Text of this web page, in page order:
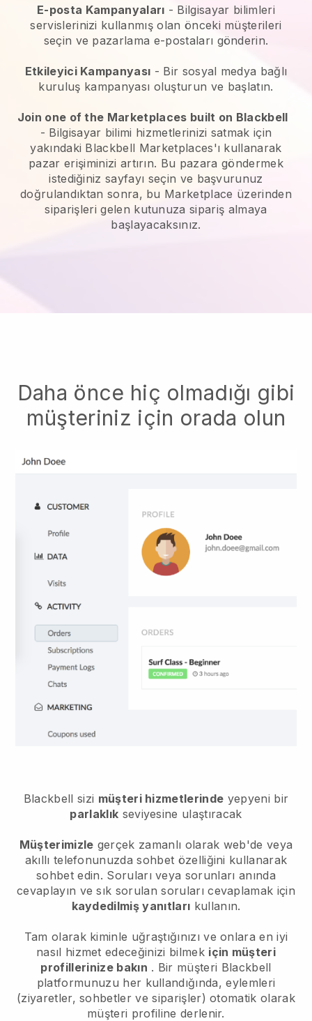
E-posta Kampanyaları - Bilgisayar bilimleri
servislerinizi kullanmış olan önceki müşterileri
seçin ve pazarlama e-postaları gönderin.
Etkileyici Kampanyası - Bir sosyal medya bağlı
kuruluş kampanyası oluşturun ve başlatın.
Join one of the Marketplaces built on Blackbell
- Bilgisayar bilimi hizmetlerinizi satmak için
yakındaki Blackbell Marketplaces'ı kullanarak
pazar erişiminizi artırın. Bu pazara göndermek
istediğiniz sayfayı seçin ve başvurunuz
doğrulandıktan sonra, bu Marketplace üzerinden
siparişleri gelen kutunuza sipariş almaya
başlayacaksınız.
Daha önce hiç olmadığı gibi
müşteriniz için orada olun
Blackbell sizi müşteri hizmetlerinde yepyeni bir
parlaklık seviyesine ulaştıracak
Müşterimizle gerçek zamanlı olarak web'de veya
akıllı telefonunuzda sohbet özelliğini kullanarak
sohbet edin. Soruları veya sorunları anında
cevaplayın ve sık sorulan soruları cevaplamak için
kaydedilmiş yanıtları kullanın.
Tam olarak kiminle uğraştığınızı ve onlara en iyi
nasıl hizmet edeceğinizi bilmek için müşteri
profillerinize bakın . Bir müşteri Blackbell
platformunuzu her kullandığında, eylemleri
(ziyaretler, sohbetler ve siparişler) otomatik olarak
müşteri profiline derlenir.